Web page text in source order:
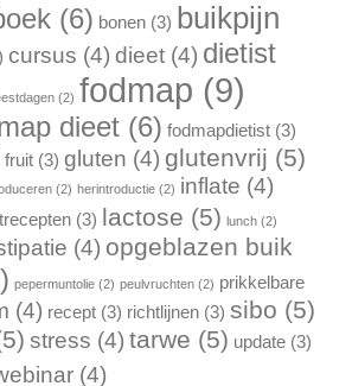
(6) bonen (3) buikpijn
cursus (4) dieet (4) dietist
(2) fodmap (9)
dieet (6) fodmapdietist (3)
fruit (3) gluten (4) glutenvrij (5)
(2) herintroductie (2) inflate (4)
(3) lactose (5) lunch (2)
(4) opgeblazen buik
pepermuntolie (2) peulvruchten (2) prikkelbare
(4) recept (3) richtlijnen (3) sibo (5)
stress (4) tarwe (5) update (3)
(4)